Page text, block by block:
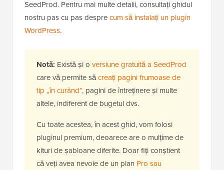
SeedProd. Pentru mai multe detalii, consultați ghidul
nostru pas cu pas desprecum să instalați un plugin
WordPress.
Notă: Există și o versiune gratuită a SeedProd
care vă permite săcreați pagini frumoase de
tip „în curând”, pagini de întreținere și multe
altele, indiferent de bugetul dvs.
Cu toate acestea, în acest ghid, vom folosi
pluginul premium, deoarece are o mulțime de
kituri de șabloane diferite. Doar fiți conștient
că veți avea nevoie de un plan Pro sau